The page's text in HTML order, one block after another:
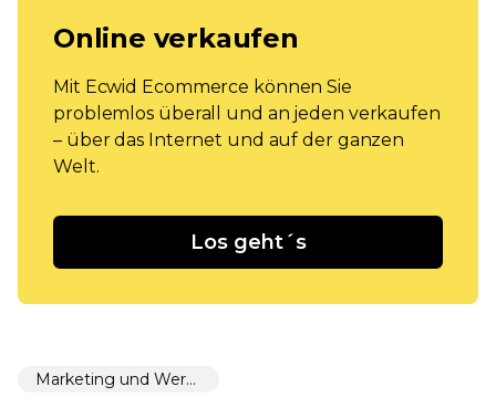
Online verkaufen
Mit Ecwid Ecommerce können Sie
problemlos überall und an jeden verkaufen
– über das Internet und auf der ganzen
Welt.
Los geht´s
Marketing und Werbung